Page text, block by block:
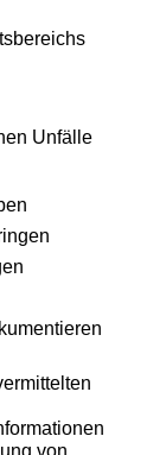
Unfälle
von